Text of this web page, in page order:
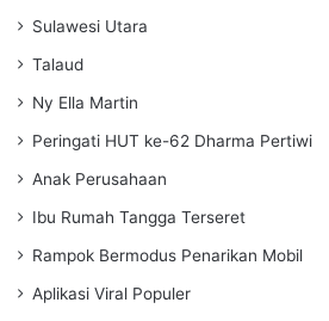
Sulawesi Utara
Talaud
Ny Ella Martin
Peringati HUT ke-62 Dharma Pertiwi
Anak Perusahaan
Ibu Rumah Tangga Terseret
Rampok Bermodus Penarikan Mobil
Aplikasi Viral Populer